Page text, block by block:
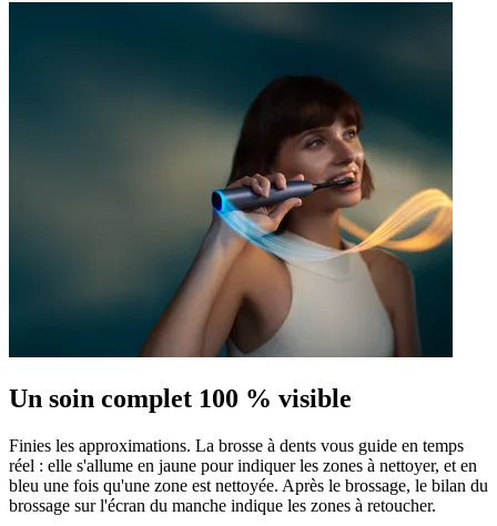
Un soin complet 100 % visible
Finies les approximations. La brosse à dents vous guide en temps
réel : elle s'allume en jaune pour indiquer les zones à nettoyer, et en
bleu une fois qu'une zone est nettoyée. Après le brossage, le bilan du
brossage sur l'écran du manche indique les zones à retoucher.